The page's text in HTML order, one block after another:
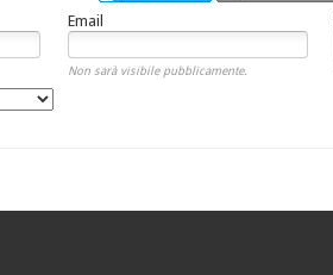
Email
Non sarà visibile pubblicamente.